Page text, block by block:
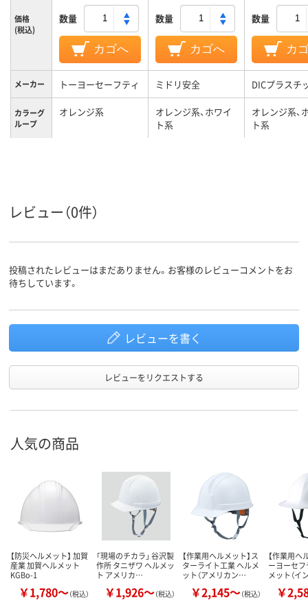
価格
(税込)
数量
カゴへ
数量
カゴへ
数量
カ
メーカー トーヨーセーフティ ミドリ安全 DICプラスチ
カラーグ
ループ
オレンジ系
オレンジ系、ホワイ
ト系
オレンジ系、
ト系
レビュー（0件）
投稿されたレビューはまだありません。お客様のレビューコメントをお
待ちしています。
レビューを書く
レビューをリクエストする
人気の商品
【防災ヘルメット】 加賀
産業 加賀ヘルメット
KGBo-1
￥1,780～（税込）
「現場のチカラ」 谷沢製
作所 タニザワ ヘルメッ
ト アメリカ…
￥1,926～（税込）
【作業用ヘルメット】ス
ターライト工業 ヘルメ
ット（アメリカン…
￥2,145～（税込）
【作業用ヘ
ーヨーセ
メット（
￥